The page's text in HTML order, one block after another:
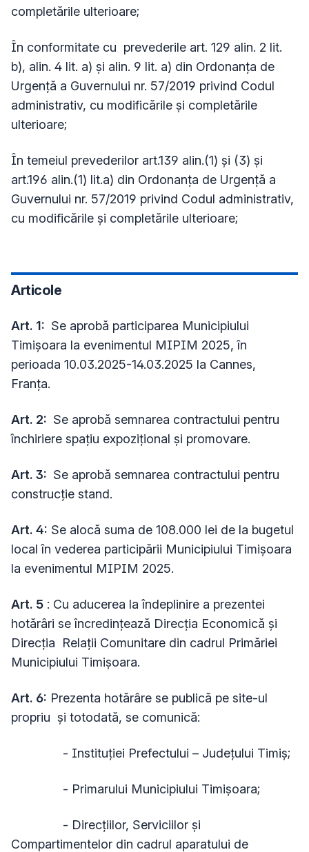
completările ulterioare;
În conformitate cu prevederile art. 129 alin. 2 lit.
b), alin. 4 lit. a) şi alin. 9 lit. a) din Ordonanța de
Urgență a Guvernului nr. 57/2019 privind Codul
administrativ, cu modificările şi completările
ulterioare;
În temeiul prevederilor art.139 alin.(1) și (3) și
art.196 alin.(1) lit.a) din Ordonanța de Urgență a
Guvernului nr. 57/2019 privind Codul administrativ,
cu modificările şi completările ulterioare;
Articole
Art. 1: Se aprobă participarea Municipiului
Timişoara la evenimentul MIPIM 2025, în
perioada 10.03.2025-14.03.2025 la Cannes,
Franța.
Art. 2: Se aprobă semnarea contractului pentru
închiriere spațiu expozițional și promovare.
Art. 3: Se aprobă semnarea contractului pentru
construcție stand.
Art. 4: Se alocă suma de 108.000 lei de la bugetul
local în vederea participării Municipiului Timişoara
la evenimentul MIPIM 2025.
Art. 5 : Cu aducerea la îndeplinire a prezentei
hotărâri se încredinţează Direcţia Economică şi
Direcţia Relații Comunitare din cadrul Primăriei
Municipiului Timişoara.
Art. 6: Prezenta hotărâre se publică pe site-ul
propriu și totodată, se comunică:
- Instituției Prefectului – Județului Timiș;
- Primarului Municipiului Timișoara;
- Direcțiilor, Serviciilor și
Compartimentelor din cadrul aparatului de